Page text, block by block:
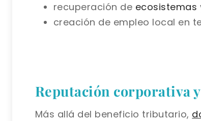
recuperación de ecosistemas
creación de empleo local en
Reputación corporativa
Más allá del beneficio tributario,